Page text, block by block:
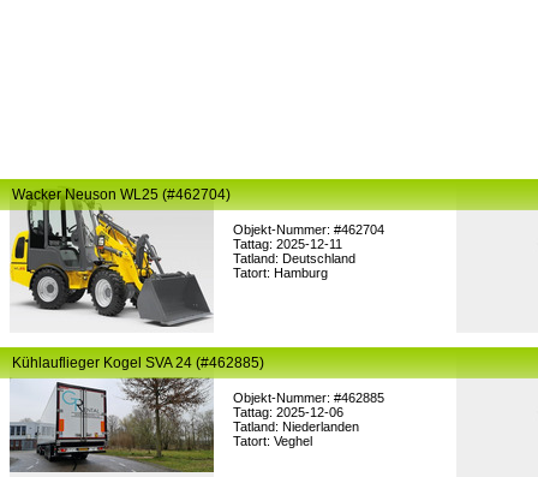
Objekt-Nummer: #462704
Tattag: 2025-12-11
Tatland: Deutschland
Tatort: Hamburg
Wacker Neuson WL25 (#462704)
Objekt-Nummer: #462885
Tattag: 2025-12-06
Tatland: Niederlanden
Tatort: Veghel
Kühlauflieger Kogel SVA 24 (#462885)